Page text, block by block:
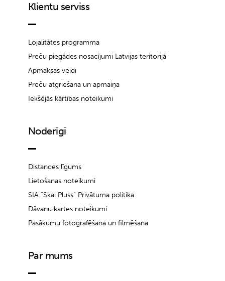
Klientu serviss
Lojalitātes programma
Preču piegādes nosacījumi Latvijas teritorijā
Apmaksas veidi
Preču atgriešana un apmaiņa
Iekšējās kārtības noteikumi
Noderīgi
Distances līgums
Lietošanas noteikumi
SIA “Skai Pluss” Privātuma politika
Dāvanu kartes noteikumi
Pasākumu fotografēšana un filmēšana
Par mums